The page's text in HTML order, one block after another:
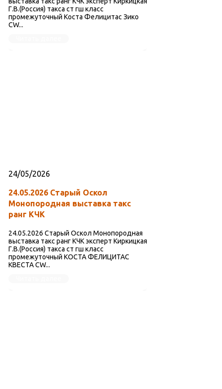
Г.В.(Россия) такса ст гш класс
промежуточный Коста Фелицитас Зико
CW...
24/05/2026
24.05.2026 Старый Оскол
Монопородная выставка такс
ранг КЧК
24.05.2026 Старый Оскол Монопородная
выставка такс ранг КЧК эксперт Киркицкая
Г.В.(Россия) такса ст гш класс
промежуточный КОСТА ФЕЛИЦИТАС
КВЕСТА CW...